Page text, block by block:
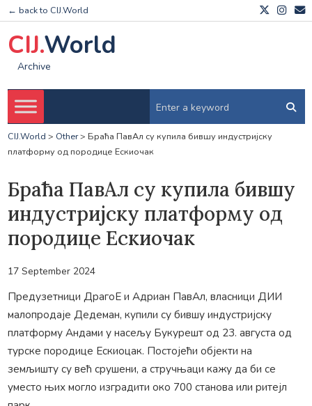
← back to CIJ.World
CIJ.World
Archive
CIJ.World > Other> Браћа ПавАл су купила бившу индустријску
платформу од породице Ескиочак
Браћа ПавАл су купила бившу
индустријску платформу од
породице Ескиочак
17 September 2024
Предузетници ДрагоЕ и Адриан ПавАл, власници ДИИ
малопродаје Дедеман, купили су бившу индустријску
платформу Андами у насељу Букурешт од 23. августа од
турске породице Ескиоцак. Постојећи објекти на
земљишту су већ срушени, а стручњаци кажу да би се
уместо њих могло изградити око 700 станова или ритејл